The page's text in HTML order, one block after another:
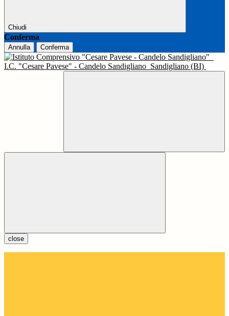
Chiudi
Conferma
Annulla Conferma
I.C. "Cesare Pavese" - Candelo Sandigliano Sandigliano (BI)
close